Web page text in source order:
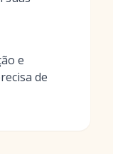
e
de